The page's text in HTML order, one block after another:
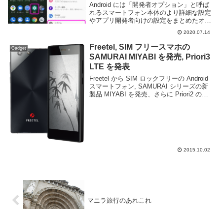
Android には「開発者オプション」と呼ば
れるスマートフォン本体のより詳細な設定
やアプリ開発者向けの設定をまとめたオプ
ション画面が存在する。しかし、セキュリ
ティ的な問題や誤操作による不具合発生な
どを防ぐためか、初期設定では隠された機
能と...
2020.07.14
Gadget
Freetel, SIM フリースマホの
SAMURAI MIYABI を発売, Priori3
LTE を発表
Freetel から SIM ロックフリーの Android
スマートフォン, SAMURAI シリーズの新
製品 MIYABI を発売、さらに Priori2 の後
2015.10.02
マニラ旅行のあれこれ